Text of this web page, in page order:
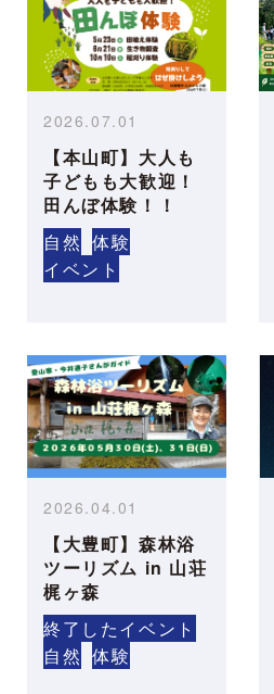
【本山町】大人も
子どもも大歓迎！
田んぼ体験！！
2026.07.01
自然 体験
イベント
【大豊町】森林浴
ツーリズム in 山荘
梶ヶ森
2026.04.01
終了したイベント
自然 体験